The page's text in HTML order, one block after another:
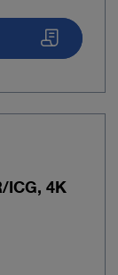
ICG, 4K